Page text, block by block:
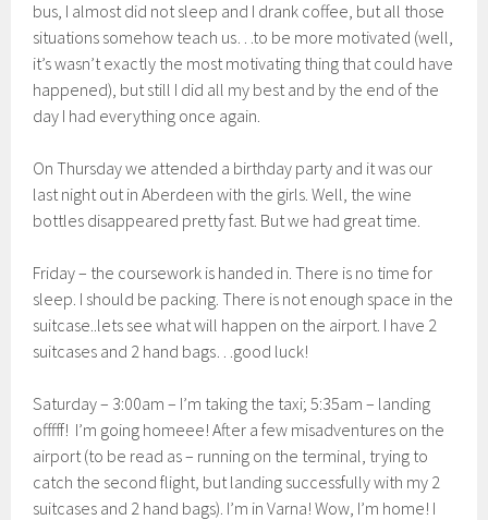
bus, I almost did not sleep and I drank coffee, but all those
situations somehow teach us…to be more motivated (well,
it’s wasn’t exactly the most motivating thing that could have
happened), but still I did all my best and by the end of the
day I had everything once again.
On Thursday we attended a birthday party and it was our
last night out in Aberdeen with the girls. Well, the wine
bottles disappeared pretty fast. But we had great time.
Friday – the coursework is handed in. There is no time for
sleep. I should be packing. There is not enough space in the
suitcase..lets see what will happen on the airport. I have 2
suitcases and 2 hand bags…good luck!
Saturday – 3:00am – I’m taking the taxi; 5:35am – landing
offfff! I’m going homeee! After a few misadventures on the
airport (to be read as – running on the terminal, trying to
catch the second flight, but landing successfully with my 2
suitcases and 2 hand bags). I’m in Varna! Wow, I’m home! I